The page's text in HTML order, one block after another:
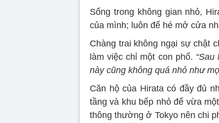
Sống trong không gian nhỏ,
của mình; luôn để hé mở cửa
Chàng trai không ngại sự chật
làm việc chỉ một con phố.
này cũng không quá nhỏ như
Căn hộ của Hirata có đầy đủ
tầng và khu bếp nhỏ để vừa
thông thường ở Tokyo nên chi